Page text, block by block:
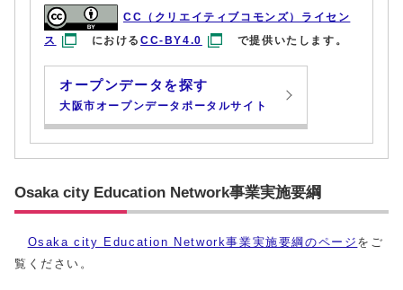
CC（クリエイティブコモンズ）ライセン
ス
におけるCC-BY4.0 で提供いたします。
オープンデータを探す
大阪市オープンデータポータルサイト
Osaka city Education Network事業実施要綱
Osaka city Education Network事業実施要綱のページ をご
覧ください。